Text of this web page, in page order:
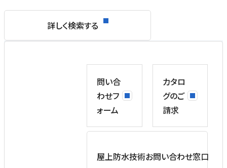
詳しく検索する
問い合
わせフ
ォーム
カタロ
グのご
請求
屋上防水技術お問い合わせ窓口